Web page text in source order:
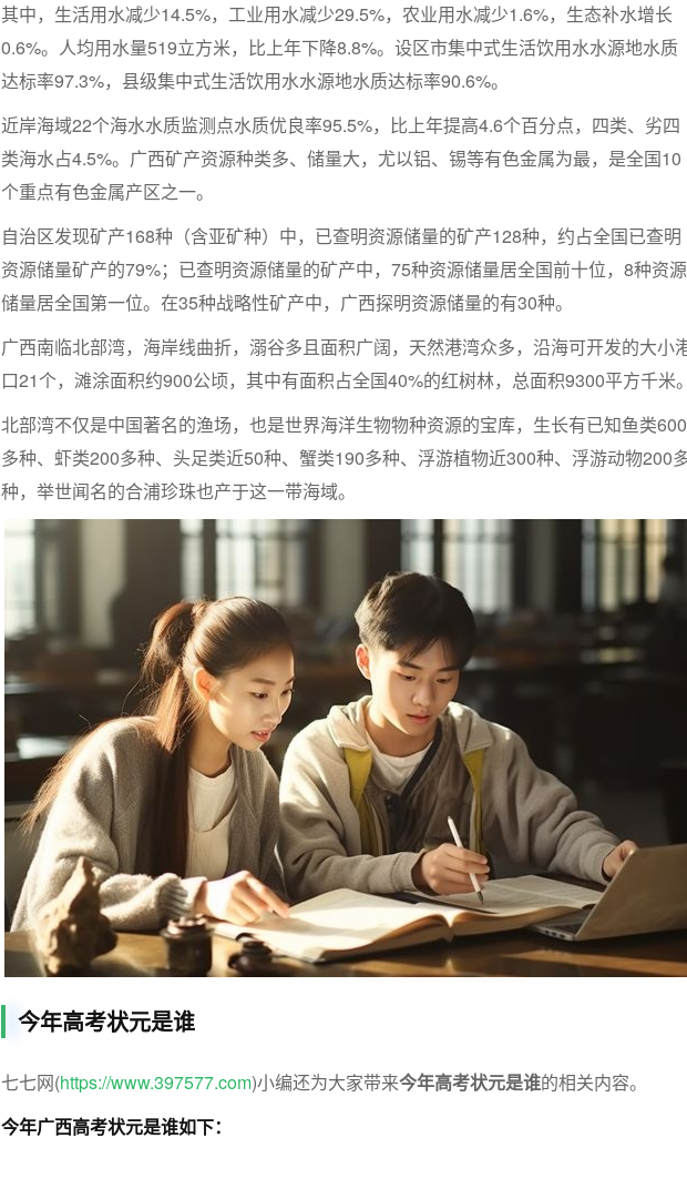
其中，生活用水减少14.5%，工业用水减少29.5%，农业用水减少1.6%，生态补水增长
0.6%。人均用水量519立方米，比上年下降8.8%。设区市集中式生活饮用水水源地水质
达标率97.3%，县级集中式生活饮用水水源地水质达标率90.6%。
近岸海域22个海水水质监测点水质优良率95.5%，比上年提高4.6个百分点，四类、劣四
类海水占4.5%。广西矿产资源种类多、储量大，尤以铝、锡等有色金属为最，是全国10
个重点有色金属产区之一。
自治区发现矿产168种（含亚矿种）中，已查明资源储量的矿产128种，约占全国已查明
资源储量矿产的79%；已查明资源储量的矿产中，75种资源储量居全国前十位，8种资源
储量居全国第一位。在35种战略性矿产中，广西探明资源储量的有30种。
广西南临北部湾，海岸线曲折，溺谷多且面积广阔，天然港湾众多，沿海可开发的大小
口21个，滩涂面积约900公顷，其中有面积占全国40%的红树林，总面积9300平方千米
北部湾不仅是中国著名的渔场，也是世界海洋生物物种资源的宝库，生长有已知鱼类600
多种、虾类200多种、头足类近50种、蟹类190多种、浮游植物近300种、浮游动物200
种，举世闻名的合浦珍珠也产于这一带海域。
今年高考状元是谁
七七网(https://www.397577.com)小编还为大家带来今年高考状元是谁的相关内容。
今年广西高考状元是谁如下：